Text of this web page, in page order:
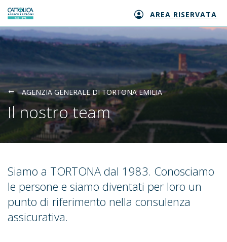
Generali logo AREA RISERVATA
AGENZIA GENERALE DI TORTONA EMILIA
Il nostro team
Siamo a TORTONA dal 1983. Conosciamo
le persone e siamo diventati per loro un
punto di riferimento nella consulenza
assicurativa.